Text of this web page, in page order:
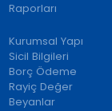
Raporları
Kurumsal Yapı
Sicil Bilgileri
Borç Ödeme
Rayiç Değer
Beyanlar